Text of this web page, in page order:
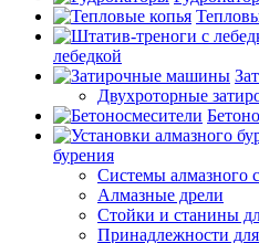
лебедкой
Двухроторные
бурения
Системы алмазного
Алмазные дрели
Стойки и станины
Принадлежности